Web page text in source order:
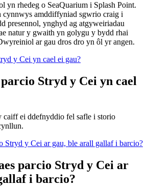
yn rhedeg o SeaQuarium i Splash Point.
amddiffyniad sgwrio craig i
presennol, ynghyd ag atgyweiriadau
natur y gwaith yn golygu y bydd rhai
ar gau dros dro yn ôl yr angen.
y Cei yn cael ei gau?
Stryd y Cei yn cael
caiff ei ddefnyddio fel safle i storio
Stryd y Cei ar gau, ble arall gallaf i barcio?
parcio Stryd y Cei ar
i barcio?